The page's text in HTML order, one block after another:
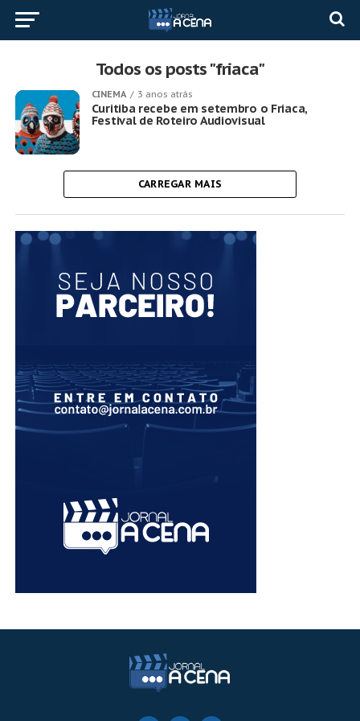
Todos os posts "friaca"
CINEMA 3 anos atrás
Curitiba recebe em setembro o Friaca,
Festival de Roteiro Audiovisual
CARREGAR MAIS